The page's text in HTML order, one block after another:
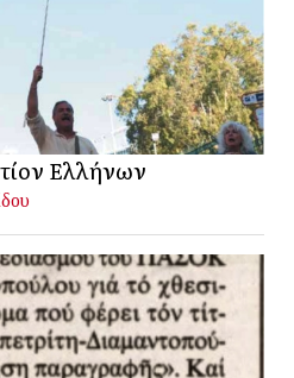
Ελλήνων